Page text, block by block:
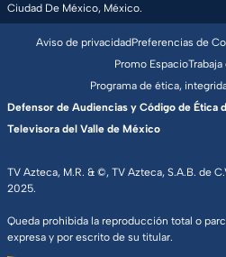
Ciudad De México, México.
TV Azteca, M.R. & ©, TV Azteca, S.A.B. de
2025.
Queda prohibida la reproducción total o
expresa y por escrito de su titular.
Aviso de privacidadPreferencias de
Promo Espacio
Programa de ética,
Defensor de Audiencias y Código de Ética
Televisora del Valle de México